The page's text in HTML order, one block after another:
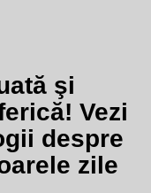
şi
Vezi
despre
zile